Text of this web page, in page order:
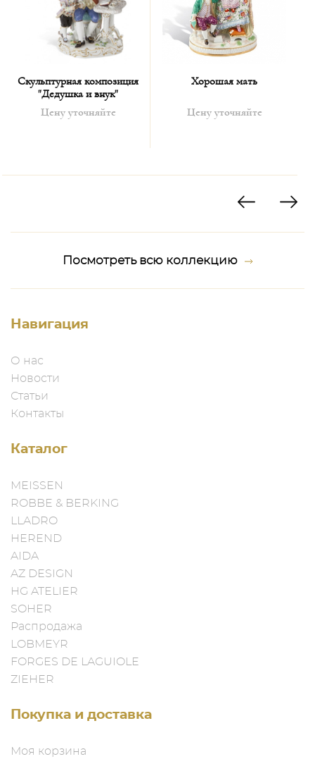
Скульптурная композиция
"Дедушка и внук"
Цену уточняйте
Хорошая мать
Цену уточняйте
Посмотреть всю коллекцию
Навигация
О нас
Новости
Статьи
Контакты
Каталог
MEISSEN
ROBBE & BERKING
LLADRO
HEREND
AIDA
AZ DESIGN
HG ATELIER
SOHER
Распродажа
LOBMEYR
FORGES DE LAGUIOLE
ZIEHER
Покупка и доставка
Моя корзина